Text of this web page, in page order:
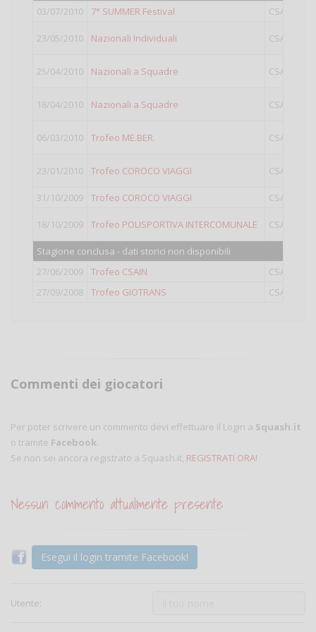
03/07/2010
7° SUMMER Festival CSAIN
23/05/2010 Nazionali Individuali CSAIN
25/04/2010 Nazionali a Squadre CSAIN
18/04/2010 Nazionali a Squadre CSAIN
06/03/2010 Trofeo ME.BER. CSAIN
23/01/2010 Trofeo COROCO VIAGGI CSAIN
31/10/2009 Trofeo COROCO VIAGGI CSAIN
18/10/2009 Trofeo POLISPORTIVA INTERCOMUNALE CSAIN
Stagione conclusa - dati storici non disponibili
27/06/2009
Trofeo CSAIN CSAIN
27/09/2008
Trofeo GIOTRANS CSAIN
Commenti dei giocatori
Per poter scrivere un commento devi effettuare il Login a Squash.it
o tramite Facebook.
Se non sei ancora registrato a Squash.it, REGISTRATI ORA!
Nessun commento attualmente presente
Esegui il login tramite Facebook!
Utente: